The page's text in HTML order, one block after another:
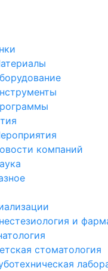
компаний
и
стоматология